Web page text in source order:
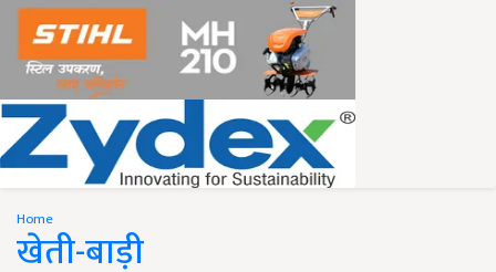
Home
खेती-बाड़ी